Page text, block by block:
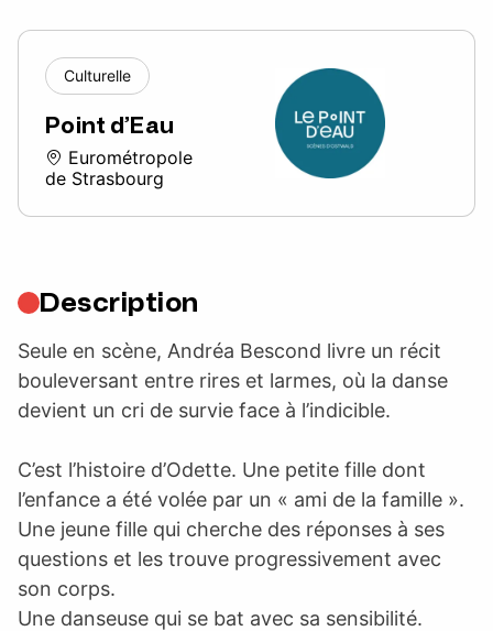
Culturelle
Point d’Eau
Eurométropole
de Strasbourg
Description
Seule en scène, Andréa Bescond livre un récit
bouleversant entre rires et larmes, où la danse
devient un cri de survie face à l’indicible.
C’est l’histoire d’Odette. Une petite fille dont
l’enfance a été volée par un « ami de la famille ».
Une jeune fille qui cherche des réponses à ses
questions et les trouve progressivement avec
son corps.
Une danseuse qui se bat avec sa sensibilité.